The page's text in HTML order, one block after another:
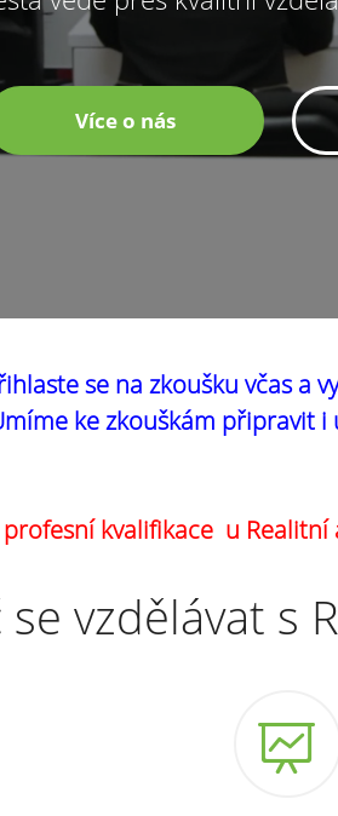
Více o nás
se na zkoušku včas a
ke zkouškám připravit i
kvalifikace u
se vzdělávat s